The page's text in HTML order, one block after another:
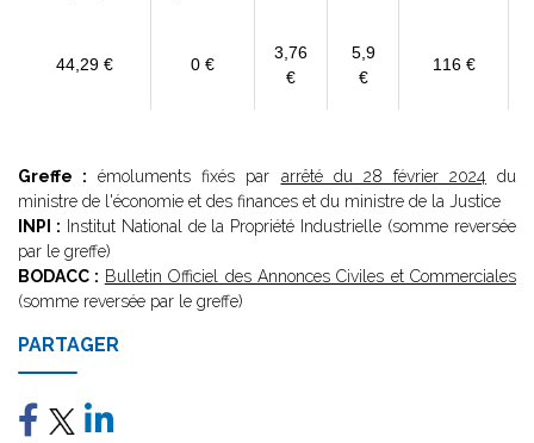
44,29 € 0 €
3,76
€
5,9
€
116 €
Greffe : émoluments fixés par arrêté du 28 février 2024 du
ministre de l'économie et des finances et du ministre de la Justice
INPI : Institut National de la Propriété Industrielle (somme reversée
par le greffe)
BODACC : Bulletin Officiel des Annonces Civiles et Commerciales
(somme reversée par le greffe)
PARTAGER